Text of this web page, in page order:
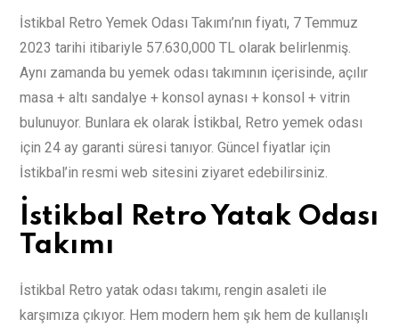
İstikbal Retro Yemek Odası Takımı’nın fiyatı, 7 Temmuz
2023 tarihi itibariyle 57.630,000 TL olarak belirlenmiş.
Aynı zamanda bu yemek odası takımının içerisinde, açılır
masa + altı sandalye + konsol aynası + konsol + vitrin
bulunuyor. Bunlara ek olarak İstikbal, Retro yemek odası
için 24 ay garanti süresi tanıyor. Güncel fiyatlar için
İstikbal’in resmi web sitesini ziyaret edebilirsiniz.
İstikbal Retro Yatak Odası
Takımı
İstikbal Retro yatak odası takımı, rengin asaleti ile
karşımıza çıkıyor. Hem modern hem şık hem de kullanışlı